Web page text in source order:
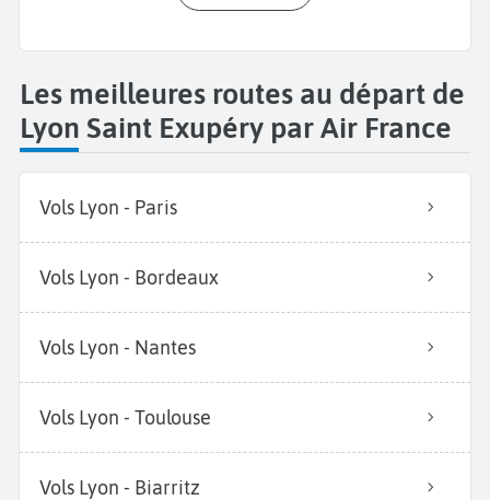
Les meilleures routes au départ de
Lyon Saint Exupéry par Air France
Vols Lyon - Paris
Vols Lyon - Bordeaux
Vols Lyon - Nantes
Vols Lyon - Toulouse
Vols Lyon - Biarritz